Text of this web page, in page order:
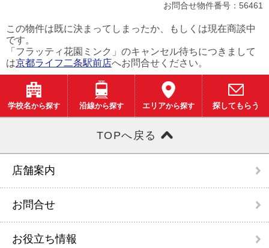
お問合せ物件番号：56461
この物件は既に決まってしまったか、もしくは現在商談中
です。
「フラッティ花園ミンク」のキャンセル待ちにつきまして
は京都ライフ二条駅前店へお問合せください。
学校名から探す 沿線から探す エリアから探す 探してもらう
TOPへ戻る
店舗案内
お問合せ
お役立ち情報